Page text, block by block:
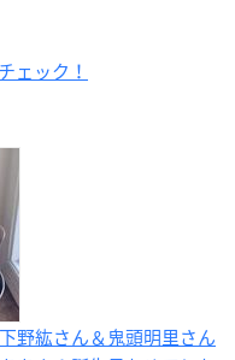
ェック！
野紘さん＆鬼頭明里さん